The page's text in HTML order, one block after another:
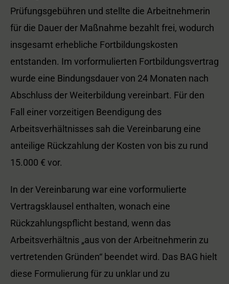
Prüfungsgebühren und stellte die Arbeitnehmerin
für die Dauer der Maßnahme bezahlt frei, wodurch
insgesamt erhebliche Fortbildungskosten
entstanden. Im vorformulierten Fortbildungsvertrag
wurde eine Bindungsdauer von 24 Monaten nach
Abschluss der Weiterbildung vereinbart. Für den
Fall einer vorzeitigen Beendigung des
Arbeitsverhältnisses sah die Vereinbarung eine
anteilige Rückzahlung der Kosten von bis zu rund
15.000 € vor.
In der Vereinbarung war eine vorformulierte
Vertragsklausel enthalten, wonach eine
Rückzahlungspflicht bestand, wenn das
Arbeitsverhältnis „aus von der Arbeitnehmerin zu
vertretenden Gründen“ beendet wird. Das BAG hielt
diese Formulierung für zu unklar und zu